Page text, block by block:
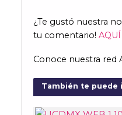
¿Te gustó nuestra
tu comentario! AQUÍ
Conoce nuestra red
También te puede